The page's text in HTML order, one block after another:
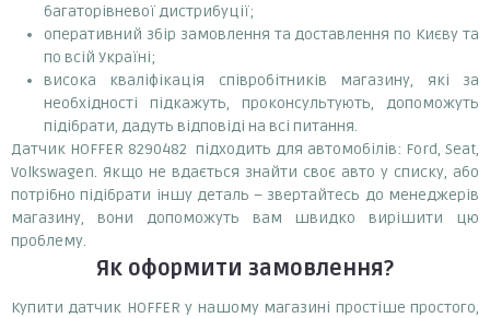
багаторівневої дистрибуції;
оперативний збір замовлення та доставлення по Києву та
по всій Україні;
висока кваліфікація співробітників магазину, які за
необхідності підкажуть, проконсультують, допоможуть
підібрати, дадуть відповіді на всі питання.
Датчик HOFFER 8290482 підходить для автомобілів: Ford, Seat,
Volkswagen. Якщо не вдається знайти своє авто у списку, або
потрібно підібрати іншу деталь – звертайтесь до менеджерів
магазину, вони допоможуть вам швидко вирішити цю
проблему.
Як оформити замовлення?
Купити датчик HOFFER у нашому магазині простіше простого,